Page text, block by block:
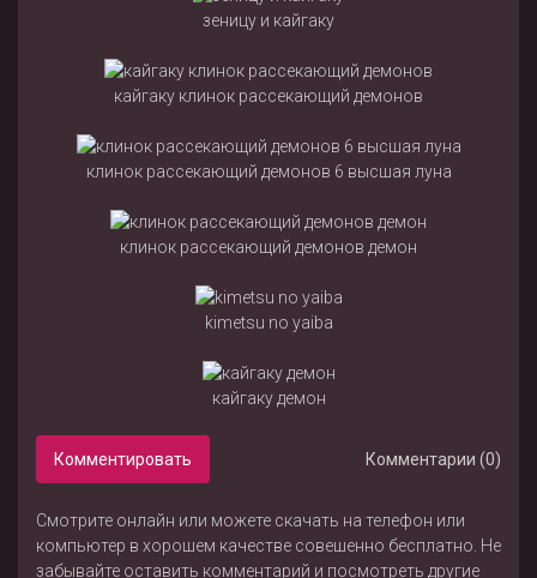
зеницу и кайгаку
кайгаку клинок рассекающий демонов
клинок рассекающий демонов 6 высшая луна
клинок рассекающий демонов демон
kimetsu no yaiba
кайгаку демон
Комментировать Комментарии (0)
Смотрите онлайн или можете скачать на телефон или
компьютер в хорошем качестве совешенно бесплатно. Не
забывайте оставить комментарий и посмотреть другие